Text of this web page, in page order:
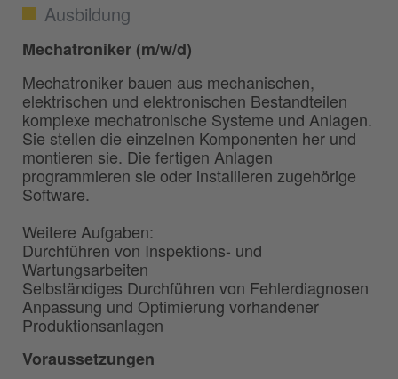
Ausbildung
Mechatroniker (m/w/d)
Mechatroniker bauen aus mechanischen,
elektrischen und elektronischen Bestandteilen
komplexe mechatronische Systeme und Anlagen.
Sie stellen die einzelnen Komponenten her und
montieren sie. Die fertigen Anlagen
programmieren sie oder installieren zugehörige
Software.
Weitere Aufgaben:
Durchführen von Inspektions- und
Wartungsarbeiten
Selbständiges Durchführen von Fehlerdiagnosen
Anpassung und Optimierung vorhandener
Produktionsanlagen
Voraussetzungen